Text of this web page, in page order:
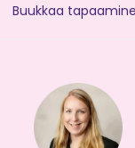
Buukkaa